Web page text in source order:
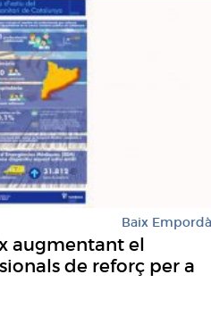
Baix Empordà
augmentant el
de reforç per a